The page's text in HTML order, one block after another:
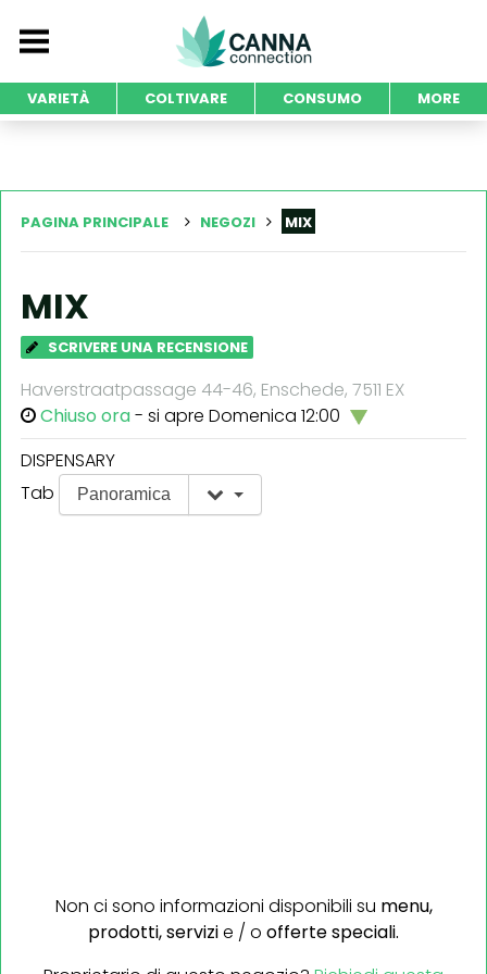
VARIETÀ COLTIVARE CONSUMO MORE
PAGINA PRINCIPALE NEGOZI MIX
MIX
SCRIVERE UNA RECENSIONE
Haverstraatpassage 44-46, Enschede, 7511 EX
Chiuso ora- si apre Domenica 12:00
DISPENSARY
Tab
Panoramica
Non ci sono informazioni disponibili su menu,
prodotti,servizie / o offerte speciali.